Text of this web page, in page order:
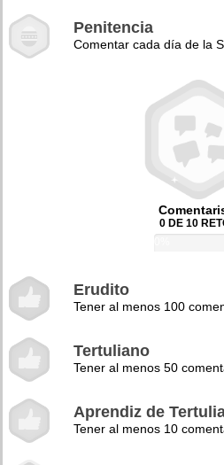
Penitencia
Comentar cada día de la
0 DE 10
Erudito
Tener al menos 100
Tertuliano
Tener al menos 50
Aprendiz de
Tener al menos 10